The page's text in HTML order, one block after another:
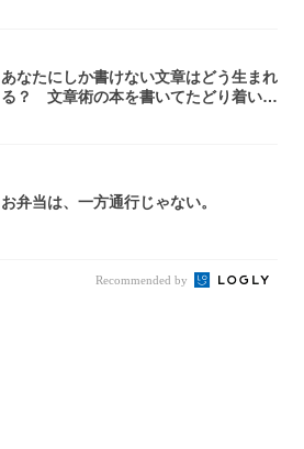
あなたにしか書けない文章はどう生まれ
る？ 文章術の本を書いてたどり着いた
お弁当は、一方通行じゃない。
Recommended by